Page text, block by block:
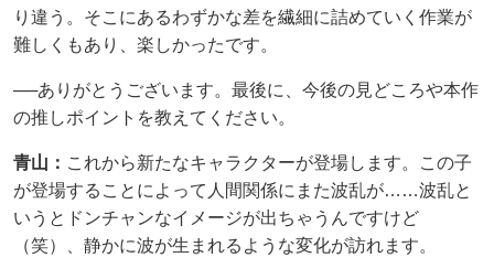
り違う。そこにあるわずかな差を繊細に詰めていく作業が
難しくもあり、楽しかったです。
──ありがとうございます。最後に、今後の見どころや本作
の推しポイントを教えてください。
青山： これから新たなキャラクターが登場します。この子
が登場することによって人間関係にまた波乱が……波乱と
いうとドンチャンなイメージが出ちゃうんですけど
（笑）、静かに波が生まれるような変化が訪れます。